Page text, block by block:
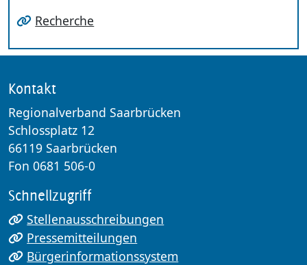
Recherche
Kontakt
Regionalverband Saarbrücken
Schlossplatz 12
66119 Saarbrücken
Fon 0681 506-0
Schnellzugriff
Stellenausschreibungen
Pressemitteilungen
Bürgerinformationssystem